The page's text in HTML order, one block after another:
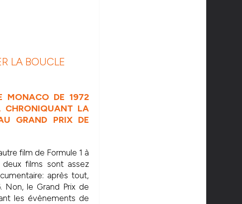
LA BOUCLE
MONACO DE 1972
CHRONIQUANT LA
GRAND PRIX DE
film de Formule 1 à
films sont assez
après tout,
Non, le Grand Prix de
les évènements de